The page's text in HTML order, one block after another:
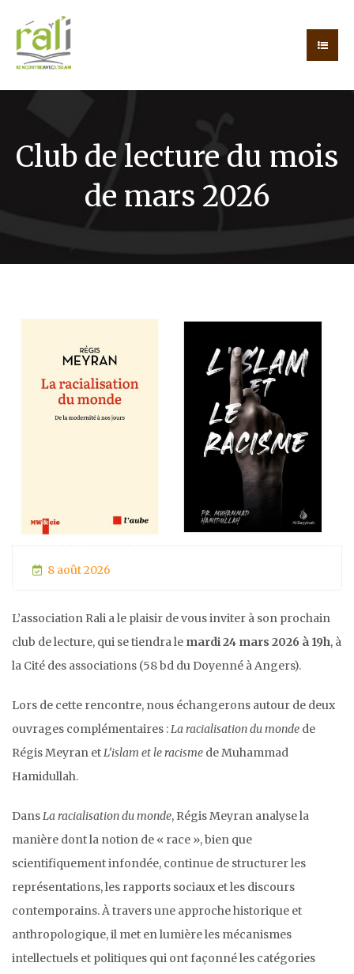
Club de lecture du mois
de mars 2026
8 août 2026
L’association Rali a le plaisir de vous inviter à son prochain
club de lecture, qui se tiendra le mardi 24 mars 2026 à 19h, à
la Cité des associations (58 bd du Doyenné à Angers).
Lors de cette rencontre, nous échangerons autour de deux
ouvrages complémentaires : La racialisation du monde de
Régis Meyran et L’islam et le racisme de Muhammad
Hamidullah.
Dans La racialisation du monde, Régis Meyran analyse la
manière dont la notion de « race », bien que
scientifiquement infondée, continue de structurer les
représentations, les rapports sociaux et les discours
contemporains. À travers une approche historique et
anthropologique, il met en lumière les mécanismes
intellectuels et politiques qui ont façonné les catégories